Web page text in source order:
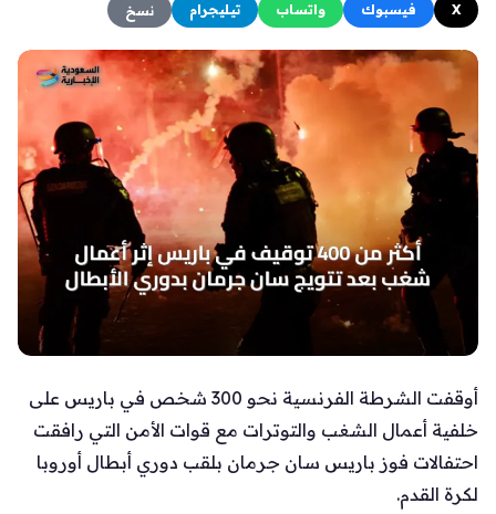
X فيسبوك واتساب تيليجرام نسخ
أوقفت الشرطة الفرنسية نحو 300 شخص في باريس على
خلفية أعمال الشغب والتوترات مع قوات الأمن التي رافقت
احتفالات فوز باريس سان جرمان بلقب دوري أبطال أوروبا
لكرة القدم.